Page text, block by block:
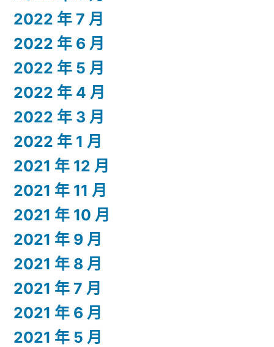
2022 年 7 月
2022 年 6 月
2022 年 5 月
2022 年 4 月
2022 年 3 月
2022 年 1 月
2021 年 12 月
2021 年 11 月
2021 年 10 月
2021 年 9 月
2021 年 8 月
2021 年 7 月
2021 年 6 月
2021 年 5 月